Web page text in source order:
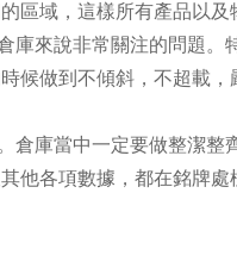
區域，這樣所有產品以及
來說非常關注的問題。
候做到不傾斜，不超載
庫當中一定要做整潔整
他各項數據，都在銘牌